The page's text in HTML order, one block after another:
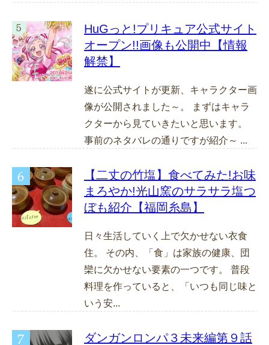
HuGっと!プリキュア公式サイト
オープン!!画像も公開中【情報
解禁】
遂に公式サイトが更新、キャラクター画
像が公開されました～。 まずはキャラ
クターから見ていきたいと思います。
事前のネタバレの通りですが紹介～ ...
【二丈の竹塩】食べてみた!お味
まろやか!光山窯のサラサラ塩つ
ぼも紹介【福岡糸島】
日々生活していく上で欠かせない衣食
住。 その内、「食」は家族の健康、団
欒に欠かせない要素の一つです。 普段
料理を作っていると、「いつも同じ味と
いう安...
ダンガンロンパ３未来編第９話